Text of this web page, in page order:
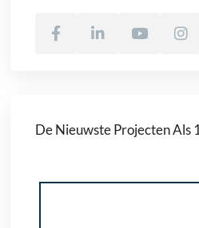
De Nieuwste Projecten Als